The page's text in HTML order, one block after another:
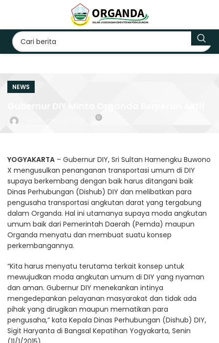
NEWS
0
YOGYAKARTA – Gubernur DIY, Sri Sultan Hamengku Buwono
X mengusulkan penanganan transportasi umum di DIY
supaya berkembang dengan baik harus ditangani baik
Dinas Perhubungan (Dishub) DIY dan melibatkan para
pengusaha transportasi angkutan darat yang tergabung
dalam Organda. Hal ini utamanya supaya moda angkutan
umum baik dari Pemerintah Daerah (Pemda) maupun
Organda menyatu dan membuat suatu konsep
perkembangannya.
“Kita harus menyatu terutama terkait konsep untuk
mewujudkan moda angkutan umum di DIY yang nyaman
dan aman. Gubernur DIY menekankan intinya
mengedepankan pelayanan masyarakat dan tidak ada
pihak yang dirugikan maupun mematikan para
pengusaha,” kata Kepala Dinas Perhubungan (Dishub) DIY,
Sigit Haryanta di Bangsal Kepatihan Yogyakarta, Senin